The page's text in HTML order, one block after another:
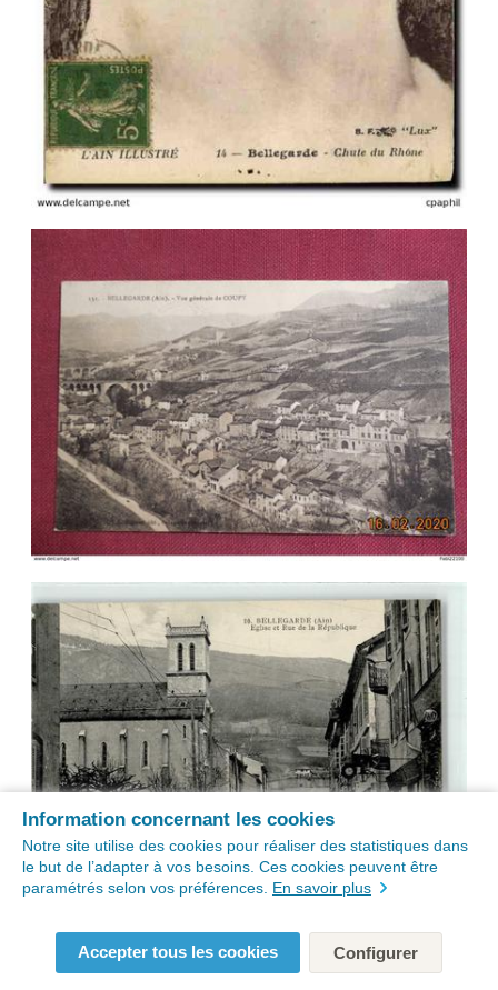
Information concernant les cookies
Notre site utilise des cookies pour réaliser des statistiques dans
le but de l’adapter à vos besoins. Ces cookies peuvent être
paramétrés selon vos préférences. En savoir plus
Accepter tous les cookies Configurer